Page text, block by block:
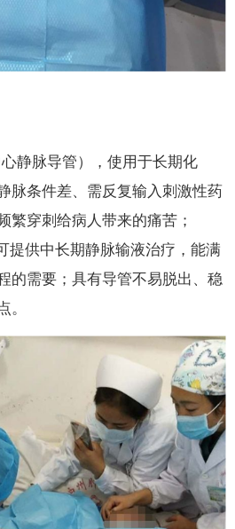
静脉导管），使用于长期化
脉条件差、需反复输入刺激性药
繁穿刺给病人带来的痛苦；
提供中长期静脉输液治疗，能满
的需要；具有导管不易脱出、稳
。